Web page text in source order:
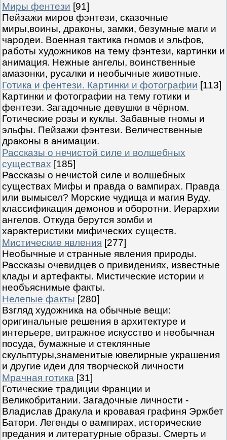
Миры фентези [91]
Пейзажи миров фэнтези, сказочные
миры,воины, драконы, замки, безумные маги и
чародеи. Военная тактика гномов и эльфов,
работы художников на тему фэнтези, картинки и
анимация. Нежные ангелы, воинственные
амазонки, русалки и необычные животные.
Готика и фентези. Картинки и фотографии [113]
Картинки и фотографии на тему готики и
фентези. Загадочные девушки в чёрном.
Готические розы и куклы. Забавные гномы и
эльфы. Пейзажи фэнтези. Величественные
драконы в анимации.
Рассказы о нечистой силе и волшебных
существах [185]
Рассказы о нечистой силе и волшебных
существах Мифы и правда о вампирах. Правда
или вымысел? Морские чудища и магия Вуду,
классификация демонов и оборотни. Иерархии
ангелов. Откуда берутся зомби и
характеристики мифических существ.
Мистические явления [277]
Необычные и странные явления природы.
Рассказы очевидцев о привидениях, известные
клады и артефакты. Мистические истории и
необъяснимые факты.
Нелепые факты [280]
Взгляд художника на обычные вещи:
оригинальные решения в архитектуре и
интерьере, витражное искусство и необычная
посуда, бумажные и стеклянные
скульптуры,знаменитые ювелирные украшения
и другие идеи для творческой личности
Мрачная готика [31]
Готические традиции Франции и
Великобритании. Загадочные личности -
Владислав Дракула и кровавая графиня Эржбет
Батори. Легенды о вампирах, исторические
предания и литературные образы. Смерть и